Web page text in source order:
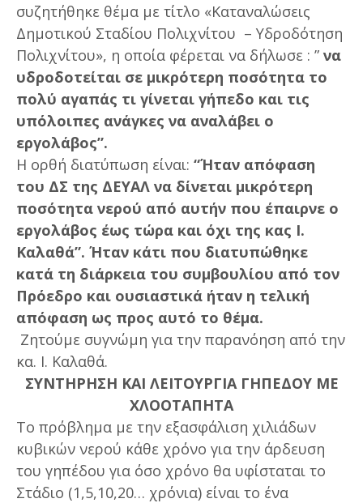
συζητήθηκε θέμα με τίτλο «Καταναλώσεις
Δημοτικού Σταδίου Πολιχνίτου – Υδροδότηση
Πολιχνίτου», η οποία φέρεται να δήλωσε : ” να
υδροδοτείται σε μικρότερη ποσότητα το
πολύ αγαπάς τι γίνεται γήπεδο και τις
υπόλοιπες ανάγκες να αναλάβει ο
εργολάβος”.
Η ορθή διατύπωση είναι: “Ήταν απόφαση
του ΔΣ της ΔΕΥΑΛ να δίνεται μικρότερη
ποσότητα νερού από αυτήν που έπαιρνε ο
εργολάβος έως τώρα και όχι της κας Ι.
Καλαθά”. Ήταν κάτι που διατυπώθηκε
κατά τη διάρκεια του συμβουλίου από τον
Πρόεδρο και ουσιαστικά ήταν η τελική
απόφαση ως προς αυτό το θέμα.
Ζητούμε συγνώμη για την παρανόηση από την
κα. Ι. Καλαθά.
ΣΥΝΤΗΡΗΣΗ ΚΑΙ ΛΕΙΤΟΥΡΓΙΑ ΓΗΠΕΔΟΥ ΜΕ
ΧΛΟΟΤΑΠΗΤΑ
Το πρόβλημα με την εξασφάλιση χιλιάδων
κυβικών νερού κάθε χρόνο για την άρδευση
του γηπέδου για όσο χρόνο θα υφίσταται το
Στάδιο (1,5,10,20… χρόνια) είναι το ένα